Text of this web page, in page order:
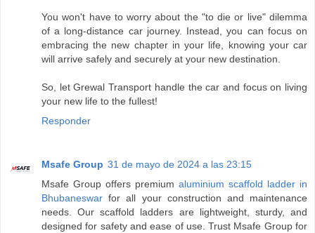
You won't have to worry about the "to die or live" dilemma
of a long-distance car journey. Instead, you can focus on
embracing the new chapter in your life, knowing your car
will arrive safely and securely at your new destination.
So, let Grewal Transport handle the car and focus on living
your new life to the fullest!
Responder
Msafe Group 31 de mayo de 2024 a las 23:15
Msafe Group offers premium aluminium scaffold ladder in
Bhubaneswar for all your construction and maintenance
needs. Our scaffold ladders are lightweight, sturdy, and
designed for safety and ease of use. Trust Msafe Group for